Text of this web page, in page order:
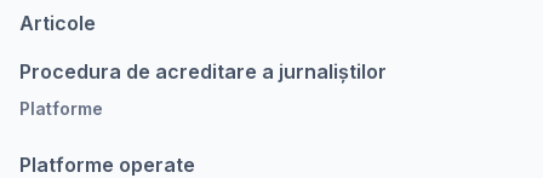
Articole
Procedura de acreditare a jurnaliștilor
Platforme
Platforme operate